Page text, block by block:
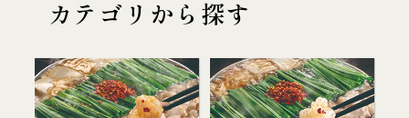
カテゴリから探す